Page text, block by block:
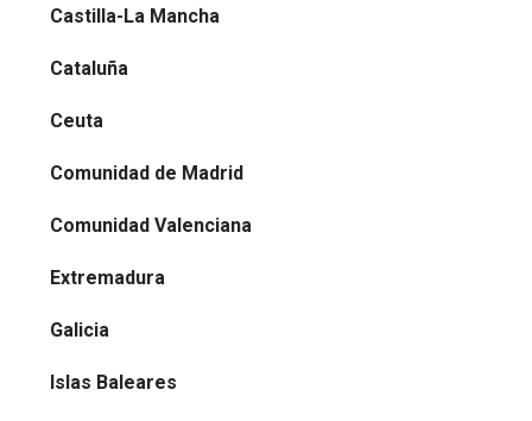
Castilla-La Mancha
Cataluña
Ceuta
Comunidad de Madrid
Comunidad Valenciana
Extremadura
Galicia
Islas Baleares